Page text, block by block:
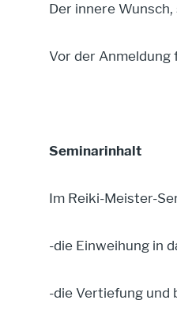
Der innere
Vor der
Seminarinhalt
Im Reiki-Meister-
-die Einweihung in
-die Vertiefung und